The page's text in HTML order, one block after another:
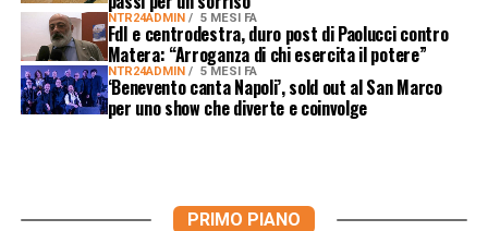
NTR24ADMIN 5 MESI FA
FdI e centrodestra, duro post di Paolucci contro
Matera: “Arroganza di chi esercita il potere”
NTR24ADMIN 5 MESI FA
‘Benevento canta Napoli’, sold out al San Marco
per uno show che diverte e coinvolge
PRIMO PIANO